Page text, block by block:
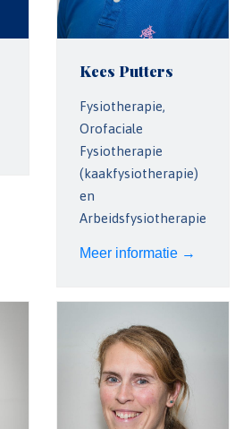
Kees Putters
Fysiotherapie,
Orofaciale
Fysiotherapie
(kaakfysiotherapie)
en
Arbeidsfysiotherapie
Meer informatie →